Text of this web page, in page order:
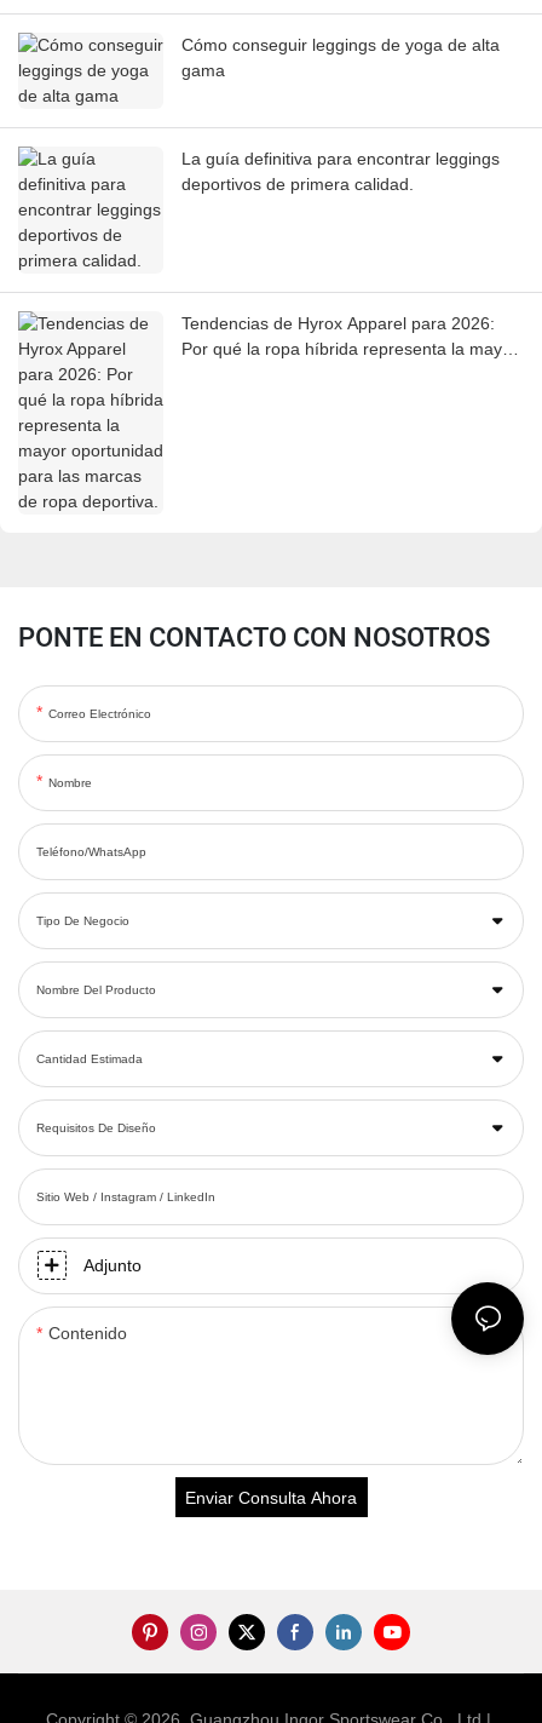
Cómo conseguir leggings de yoga de alta
gama
La guía definitiva para encontrar leggings
deportivos de primera calidad.
Tendencias de Hyrox Apparel para 2026:
Por qué la ropa híbrida representa la mayor
PONTE EN CONTACTO CON NOSOTROS
Correo Electrónico
Nombre
Teléfono/WhatsApp
Tipo De Negocio
Nombre Del Producto
Cantidad Estimada
Requisitos De Diseño
Sitio Web / Instagram / LinkedIn
Adjunto
Contenido
Enviar Consulta Ahora